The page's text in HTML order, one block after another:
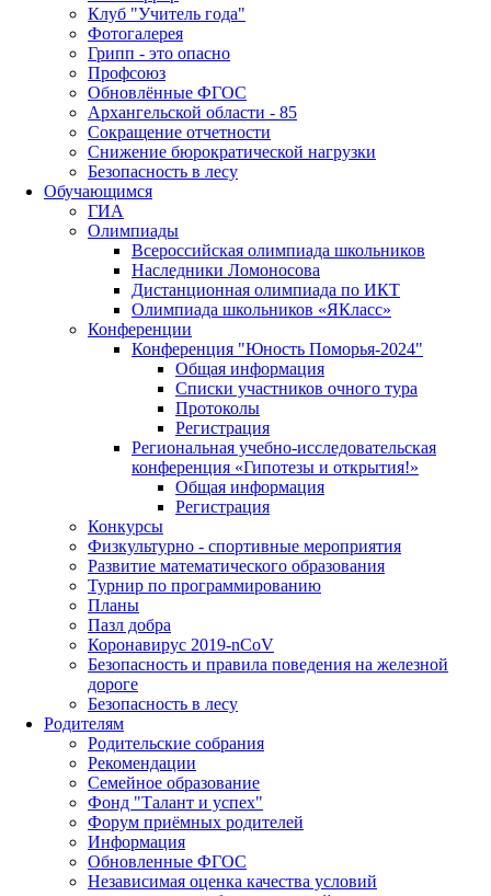
Клуб "Учитель года"
Фотогалерея
Грипп - это опасно
Профсоюз
Обновлённые ФГОС
Архангельской области - 85
Сокращение отчетности
Снижение бюрократической нагрузки
Безопасность в лесу
Обучающимся
ГИА
Олимпиады
Всероссийская олимпиада школьников
Наследники Ломоносова
Дистанционная олимпиада по ИКТ
Олимпиада школьников «ЯКласс»
Конференции
Конференция "Юность Поморья-2024"
Общая информация
Списки участников очного тура
Протоколы
Регистрация
Региональная учебно-исследовательская
конференция «Гипотезы и открытия!»
Общая информация
Регистрация
Конкурсы
Физкультурно - спортивные мероприятия
Развитие математического образования
Турнир по программированию
Планы
Пазл добра
Коронавирус 2019-nCoV
Безопасность и правила поведения на железной
дороге
Безопасность в лесу
Родителям
Родительские собрания
Рекомендации
Семейное образование
Фонд "Талант и успех"
Форум приёмных родителей
Информация
Обновленные ФГОС
Независимая оценка качества условий